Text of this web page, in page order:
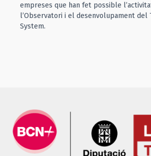
empreses que han fet possible
l’Observatori i el desenvolupament del
System.